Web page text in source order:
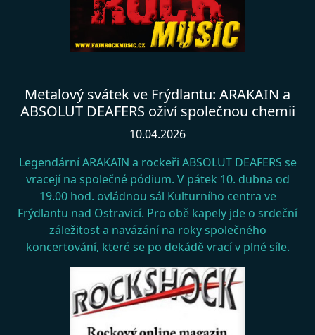
Metalový svátek ve Frýdlantu: ARAKAIN a
ABSOLUT DEAFERS oživí společnou chemii
10.04.2026
Legendární ARAKAIN a rockeři ABSOLUT DEAFERS se
vracejí na společné pódium. V pátek 10. dubna od
19.00 hod. ovládnou sál Kulturního centra ve
Frýdlantu nad Ostravicí. Pro obě kapely jde o srdeční
záležitost a navázání na roky společného
koncertování, které se po dekádě vrací v plné síle.